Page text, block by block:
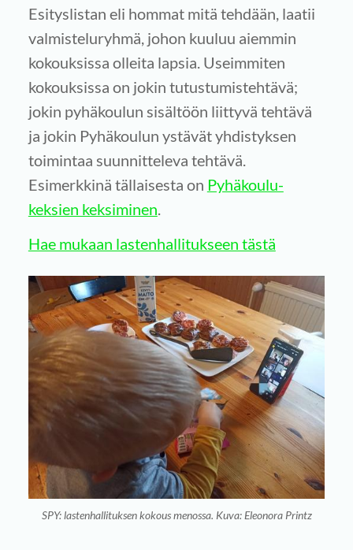
Esityslistan eli hommat mitä tehdään, laatii
valmisteluryhmä, johon kuuluu aiemmin
kokouksissa olleita lapsia. Useimmiten
kokouksissa on jokin tutustumistehtävä;
jokin pyhäkoulun sisältöön liittyvä tehtävä
ja jokin Pyhäkoulun ystävät yhdistyksen
toimintaa suunnitteleva tehtävä.
Esimerkkinä tällaisesta on Pyhäkoulu-
keksien keksiminen.
Hae mukaan lastenhallitukseen tästä
SPY: lastenhallituksen kokous menossa. Kuva: Eleonora Printz